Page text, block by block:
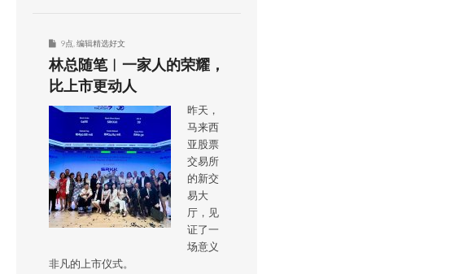
9点 编辑精选好文
林总随笔︱一家人的荣耀，
比上市更动人
昨天，
马来西
亚股票
交易所
的新交
易大
厅，见
证了一
场意义
非凡的上市仪式。